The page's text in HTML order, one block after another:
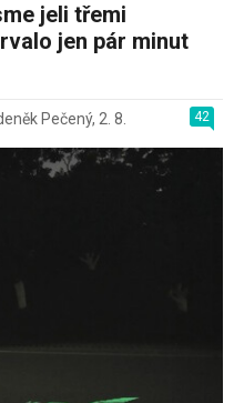
jeli třemi
jen pár minut
42
Pečený, 2. 8.